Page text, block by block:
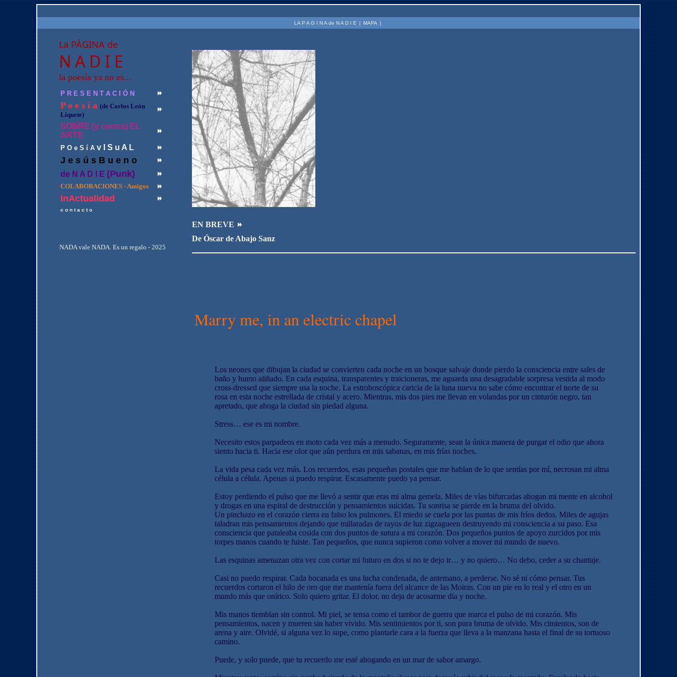
LA P A G I N A de N A D I E | MAPA |
La PÁGINA de
N A D I E
la poesía ya no es...
P R E S E N T A C I Ó N
P o e s í a (de Carlos León
Liquete)
SOBRE (y contra) EL
ARTE
P O e S í Av I S u A L
J e s ú s B u e n o
de N A D I E (Punk)
COLABORACIONES - Amigos
InActualidad
c o n t a c t o
NADA vale NADA. Es un regalo - 2025
EN BREVE
De Óscar de Abajo Sanz
Marry me, in an electric chapel
Los neones que dibujan la ciudad se convierten cada noche en un bosque salvaje donde pierdo la consciencia entre sales de
baño y humo aliñado. En cada esquina, transparentes y traicioneras, me aguarda una desagradable sorpresa vestida al modo
cross-dressed que siempre usa la noche. La estroboscópica caricia de la luna nueva no sabe cómo encontrar el norte de su
rosa en esta noche estrellada de cristal y acero. Mientras, mis dos pies me llevan en volandas por un cinturón negro, tan
apretado, que ahoga la ciudad sin piedad alguna.
Stress… ese es mi nombre.
Necesito estos parpadeos en moto cada vez más a menudo. Seguramente, sean la única manera de purgar el odio que ahora
siento hacia ti. Hacia ese olor que aún perdura en mis sabanas, en mis frías noches.
La vida pesa cada vez más. Los recuerdos, esas pequeñas postales que me hablan de lo que sentías por mí, necrosan mi alma
célula a célula. Apenas si puedo respirar. Escasamente puedo ya pensar.
Estoy perdiendo el pulso que me llevó a sentir que eras mi alma gemela. Miles de vías bifurcadas ahogan mi mente en alcohol
y drogas en una espiral de destrucción y pensamientos suicidas. Tu sonrisa se pierde en la bruma del olvido.
Un pinchazo en el corazón cierra en falso los pulmones. El miedo se cuela por las puntas de mis fríos dedos. Miles de agujas
taladran mis pensamientos dejando que millaradas de rayos de luz zigzagueen destruyendo mi consciencia a su paso. Esa
consciencia que pataleaba cosida con dos puntos de sutura a mi corazón. Dos pequeños puntos de apoyo zurcidos por mis
torpes manos cuando te fuiste. Tan pequeños, que nunca supieron como volver a mover mi mundo de nuevo.
Las esquinas amenazan otra vez con cortar mi futuro en dos si no te dejo ir… y no quiero… No debo, ceder a su chantaje.
Casi no puedo respirar. Cada bocanada es una lucha condenada, de antemano, a perderse. No sé ni cómo pensar. Tus
recuerdos cortaron el hilo de oro que me mantenía fuera del alcance de las Moiras. Con un pie en lo real y el otro en un
mundo más que onírico. Solo quiero gritar. El dolor, no deja de acosarme día y noche.
Mis manos tiemblan sin control. Mi piel, se tensa como el tambor de guerra que marca el pulso de mi corazón. Mis
pensamientos, nacen y mueren sin haber vivido. Mis sentimientos por ti, son pura bruma de olvido. Mis cimientos, son de
arena y aire. Olvidé, si alguna vez lo supe, como plantarle cara a la fuerza que lleva a la manzana hasta el final de su tortuoso
camino.
Puede, y solo puede, que tu recuerdo me esté ahogando en un mar de sabor amargo.